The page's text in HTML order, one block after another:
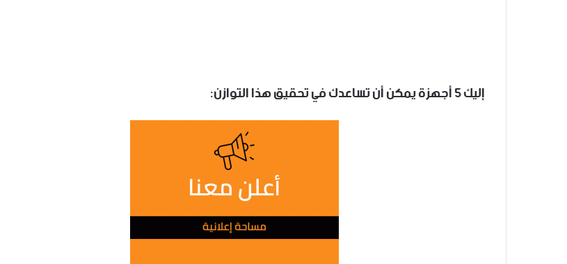
إليك 5 أجهزة يمكن أن تساعدك في تحقيق هذا التوازن: